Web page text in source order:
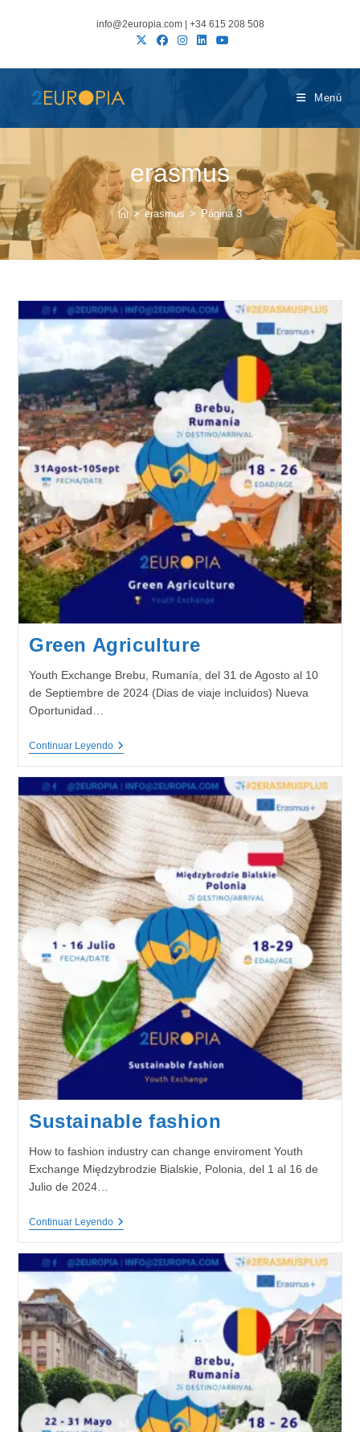
info@2europia.com | +34 615 208 508
Menú
erasmus
> erasmus > Página 3
Green Agriculture
Youth Exchange Brebu, Rumanía, del 31 de Agosto al 10
de Septiembre de 2024 (Dias de viaje incluidos) Nueva
Oportunidad…
Continuar LeyendoGreen
Sustainable fashion
How to fashion industry can change enviroment Youth
Exchange Międzybrodzie Bialskie, Polonia, del 1 al 16 de
Julio de 2024…
Continuar LeyendoSustainable